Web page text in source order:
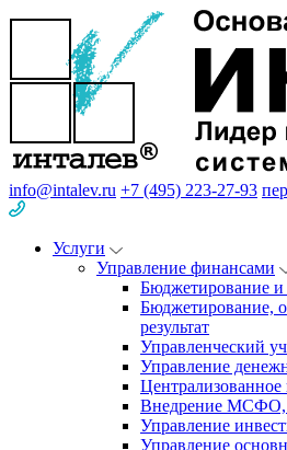
info@intalev.ru +7 (495) 223-27-93
Услуги
Управление финансами
Бюджетирование и
Бюджетирование,
результат
Управленческий
Управление
Централизованное
Внедрение
Управление
Управление